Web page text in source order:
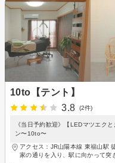
10to【テント】
3.8
(2件)
《当日予約歓迎》【LEDマツエク
ン〜10to〜
アクセス：JR山陽本線 東福山駅
家の通りを入り、駅に向かって突